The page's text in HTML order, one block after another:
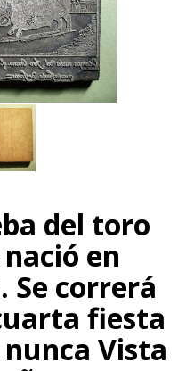
del toro
en
Se correrá
fiesta
Vista